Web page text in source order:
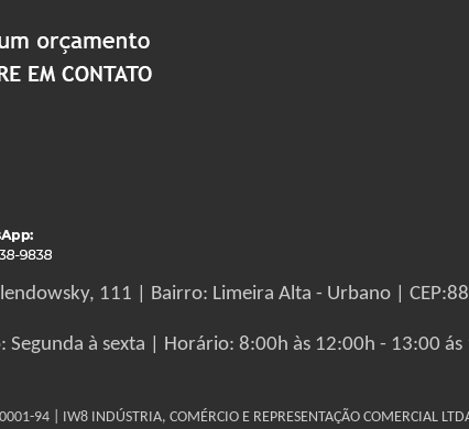
111 | Bairro: Limeira Alta - Urbano |
Segunda à sexta | Horário: 8:00h às 12:00h - 13:00 ás
94 | IW8 INDÚSTRIA, COMÉRCIO E REPRESENTAÇÃO COMERCIAL